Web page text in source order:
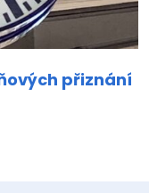
přiznání